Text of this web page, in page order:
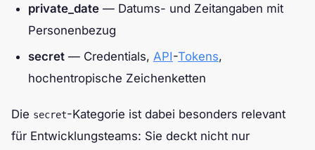
private_date — Datums- und Zeitangaben mit
Personenbezug
secret — Credentials, API-Tokens,
hochentropische Zeichenketten
Die secret-Kategorie ist dabei besonders relevant
für Entwicklungsteams: Sie deckt nicht nur